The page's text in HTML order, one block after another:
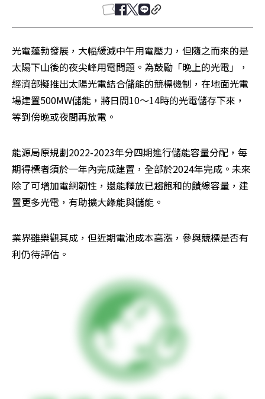
光電蓬勃發展，大幅緩減中午用電壓力，但隨之而來的是
太陽下山後的夜尖峰用電問題。為鼓勵「晚上的光電」，
經濟部擬推出太陽光電結合儲能的競標機制，在地面光電
場建置500MW儲能，將日間10～14時的光電儲存下來，
等到傍晚或夜間再放電。
能源局原規劃2022-2023年分四期進行儲能容量分配，每
期得標者須於一年內完成建置，全部於2024年完成。未來
除了可增加電網韌性，還能釋放已趨飽和的饋線容量，建
置更多光電，有助擴大綠能與儲能。
業界雖樂觀其成，但近期電池成本高漲，參與競標是否有
利仍待評估。